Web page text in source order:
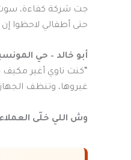
جت شركة كفاءة، سوت
حتى أطفالي لاحظوا إن
أبو خالد – حي
“كنت ناوي أغير
غيروها، وتنظف
وش اللي خلّى